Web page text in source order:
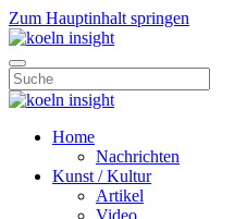
Zum Hauptinhalt springen
Home
Nachrichten
Kunst / Kultur
Artikel
Video